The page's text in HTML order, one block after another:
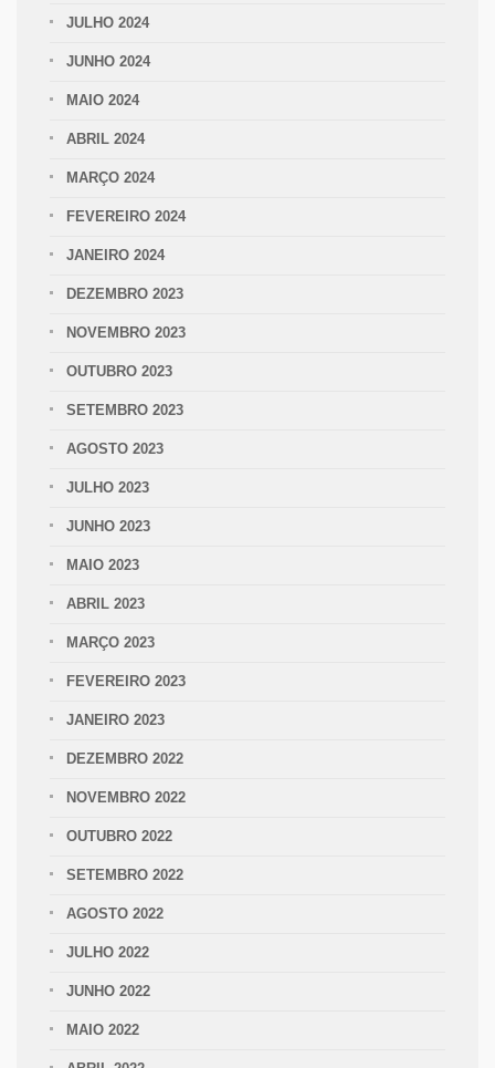
JULHO 2024
JUNHO 2024
MAIO 2024
ABRIL 2024
MARÇO 2024
FEVEREIRO 2024
JANEIRO 2024
DEZEMBRO 2023
NOVEMBRO 2023
OUTUBRO 2023
SETEMBRO 2023
AGOSTO 2023
JULHO 2023
JUNHO 2023
MAIO 2023
ABRIL 2023
MARÇO 2023
FEVEREIRO 2023
JANEIRO 2023
DEZEMBRO 2022
NOVEMBRO 2022
OUTUBRO 2022
SETEMBRO 2022
AGOSTO 2022
JULHO 2022
JUNHO 2022
MAIO 2022